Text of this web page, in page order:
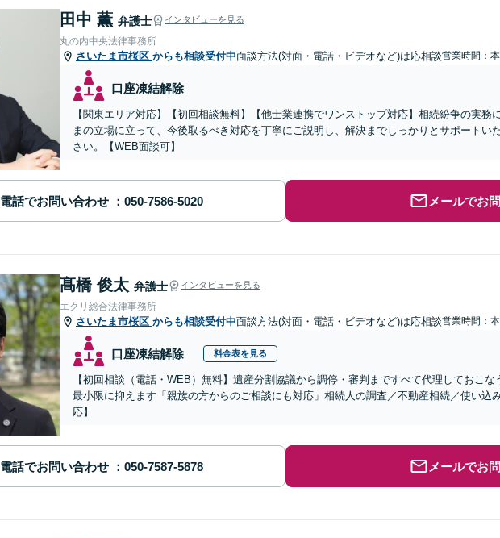
田中 薫 弁護士 インタビューを見る
丸の内中央法律事務所
さいたま市桜区 からも相談受付中面談方法(対面・電話・ビデオなど)は応相談営業時間：
口座凍結解除
【関東エリア対応】【初回相談無料】【他士業連携でワンストップ対応】相続紛争の実務
まの立場に立って、今後取るべき対応を丁寧にご説明し、解決までしっかりとサポートい
さい。【WEB面談可】
電話でお問い合わせ メールでお
髙橋 俊太 弁護士 インタビューを見る
エクリ総合法律事務所
さいたま市桜区 からも相談受付中面談方法(対面・電話・ビデオなど)は応相談営業時間：
口座凍結解除 料金表を見る
【初回相談（電話・WEB）無料】遺産分割協議から調停・審判まですべて代理しておこ
最小限に抑えます「親族の方からのご相談にも対応」相続人の調査／不動産相続／使い込
応】
電話でお問い合わせ メールでお